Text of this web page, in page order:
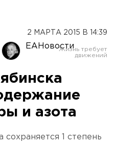
2 МАРТА 2015 В 14:39
ЕАНовости
и азота
1 степень